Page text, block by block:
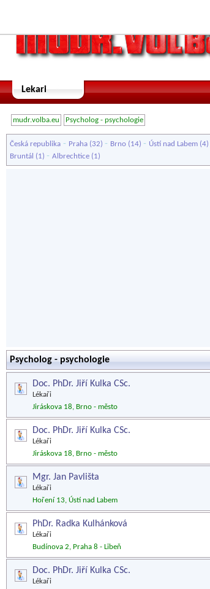
Lekari
mudr.volba.eu Psycholog - psychologie
Česká republika - Praha (32) - Brno (14) - Ústí nad Labem (4)
Bruntál (1) - Albrechtice (1)
Psycholog - psychologie
Doc. PhDr. Jiří Kulka CSc.
Lékaři
Jiráskova 18, Brno - město
Doc. PhDr. Jiří Kulka CSc.
Lékaři
Jiráskova 18, Brno - město
Mgr. Jan Pavlišta
Lékaři
Hoření 13, Ústí nad Labem
PhDr. Radka Kulhánková
Lékaři
Budínova 2, Praha 8 - Libeň
Doc. PhDr. Jiří Kulka CSc.
Lékaři